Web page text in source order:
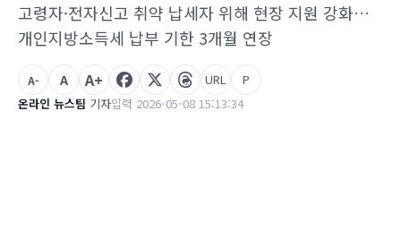
고령자·전자신고 취약 납세자 위해 현장 지원 강화…
개인지방소득세 납부 기한 3개월 연장
온라인 뉴스팀 기자입력 2026-05-08 15:13:34
A- A A+ URL P